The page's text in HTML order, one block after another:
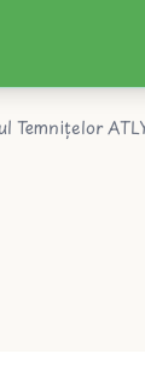
Temnițelor